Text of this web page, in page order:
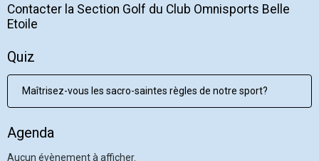
Contacter la Section Golf du Club Omnisports Belle
Etoile
Quiz
Maîtrisez-vous les sacro-saintes règles de notre sport?
Agenda
Aucun évènement à afficher.